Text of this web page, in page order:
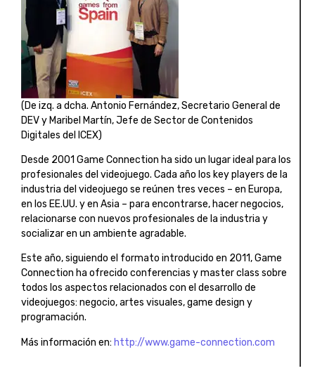
(De izq. a dcha. Antonio Fernández, Secretario General de
DEV y Maribel Martín, Jefe de Sector de Contenidos
Digitales del ICEX)
Desde 2001 Game Connection ha sido un lugar ideal para los
profesionales del videojuego. Cada año los key players de la
industria del videojuego se reúnen tres veces – en Europa,
en los EE.UU. y en Asia – para encontrarse, hacer negocios,
relacionarse con nuevos profesionales de la industria y
socializar en un ambiente agradable.
Este año, siguiendo el formato introducido en 2011, Game
Connection ha ofrecido conferencias y master class sobre
todos los aspectos relacionados con el desarrollo de
videojuegos: negocio, artes visuales, game design y
programación.
Más información en: http://www.game-connection.com